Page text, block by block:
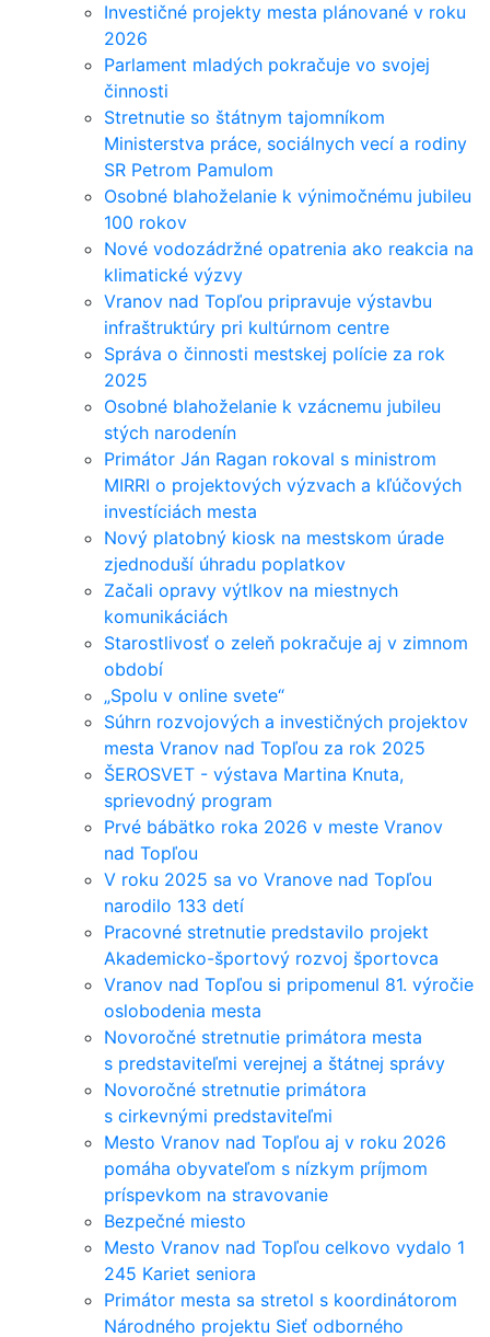
Investičné projekty mesta plánované v roku
2026
Parlament mladých pokračuje vo svojej
činnosti
Stretnutie so štátnym tajomníkom
Ministerstva práce, sociálnych vecí a rodiny
SR Petrom Pamulom
Osobné blahoželanie k výnimočnému jubileu
100 rokov
Nové vodozádržné opatrenia ako reakcia na
klimatické výzvy
Vranov nad Topľou pripravuje výstavbu
infraštruktúry pri kultúrnom centre
Správa o činnosti mestskej polície za rok
2025
Osobné blahoželanie k vzácnemu jubileu
stých narodenín
Primátor Ján Ragan rokoval s ministrom
MIRRI o projektových výzvach a kľúčových
investíciách mesta
Nový platobný kiosk na mestskom úrade
zjednoduší úhradu poplatkov
Začali opravy výtlkov na miestnych
komunikáciách
Starostlivosť o zeleň pokračuje aj v zimnom
období
„Spolu v online svete“
Súhrn rozvojových a investičných projektov
mesta Vranov nad Topľou za rok 2025
ŠEROSVET - výstava Martina Knuta,
sprievodný program
Prvé bábätko roka 2026 v meste Vranov
nad Topľou
V roku 2025 sa vo Vranove nad Topľou
narodilo 133 detí
Pracovné stretnutie predstavilo projekt
Akademicko-športový rozvoj športovca
Vranov nad Topľou si pripomenul 81. výročie
oslobodenia mesta
Novoročné stretnutie primátora mesta
s predstaviteľmi verejnej a štátnej správy
Novoročné stretnutie primátora
s cirkevnými predstaviteľmi
Mesto Vranov nad Topľou aj v roku 2026
pomáha obyvateľom s nízkym príjmom
príspevkom na stravovanie
Bezpečné miesto
Mesto Vranov nad Topľou celkovo vydalo 1
245 Kariet seniora
Primátor mesta sa stretol s koordinátorom
Národného projektu Sieť odborného